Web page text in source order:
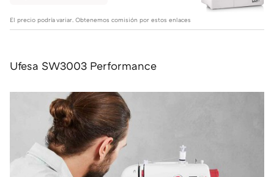
El precio podría variar. Obtenemos comisión por estos enlaces
Ufesa SW3003 Performance